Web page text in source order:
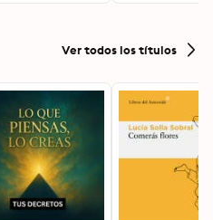
Ver todos los títulos